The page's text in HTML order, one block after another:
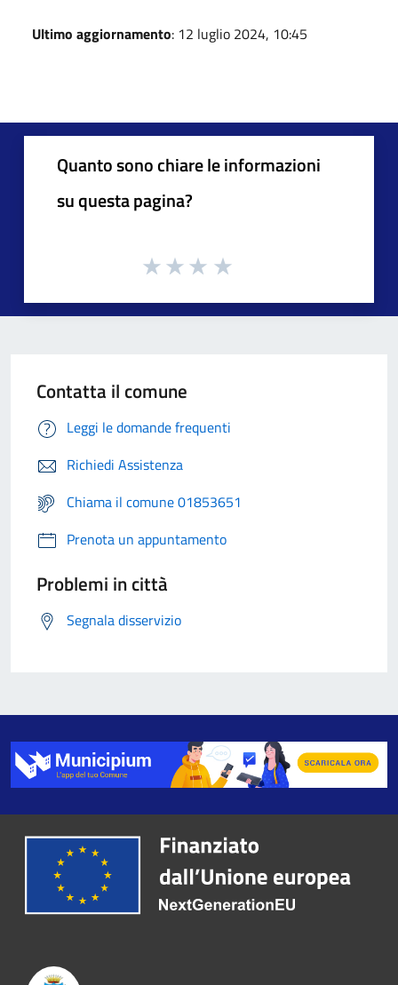
Ultimo aggiornamento: 12 luglio 2024, 10:45
Quanto sono chiare le informazioni
su questa pagina?
Contatta il comune
Leggi le domande frequenti
Richiedi Assistenza
Chiama il comune 01853651
Prenota un appuntamento
Problemi in città
Segnala disservizio